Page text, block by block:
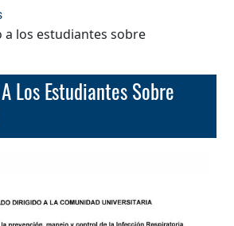
a los estudiantes sobre